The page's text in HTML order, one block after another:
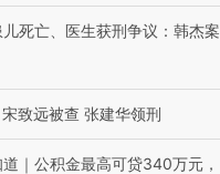
死亡、医生获刑争议：韩杰案
致远被查 张建华领刑
｜公积金最高可贷340万元，